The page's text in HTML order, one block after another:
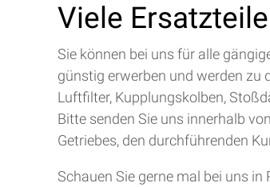
Viele
Sie können bei uns für alle
günstig erwerben und werden zu
Luftfilter, Kupplungskolben,
Bitte senden Sie uns innerhalb
Getriebes, den durchführenden
Schauen Sie gerne mal bei uns in